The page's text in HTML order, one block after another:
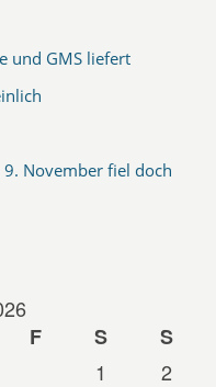
und GMS liefert
November fiel doch
F S
S
1
2